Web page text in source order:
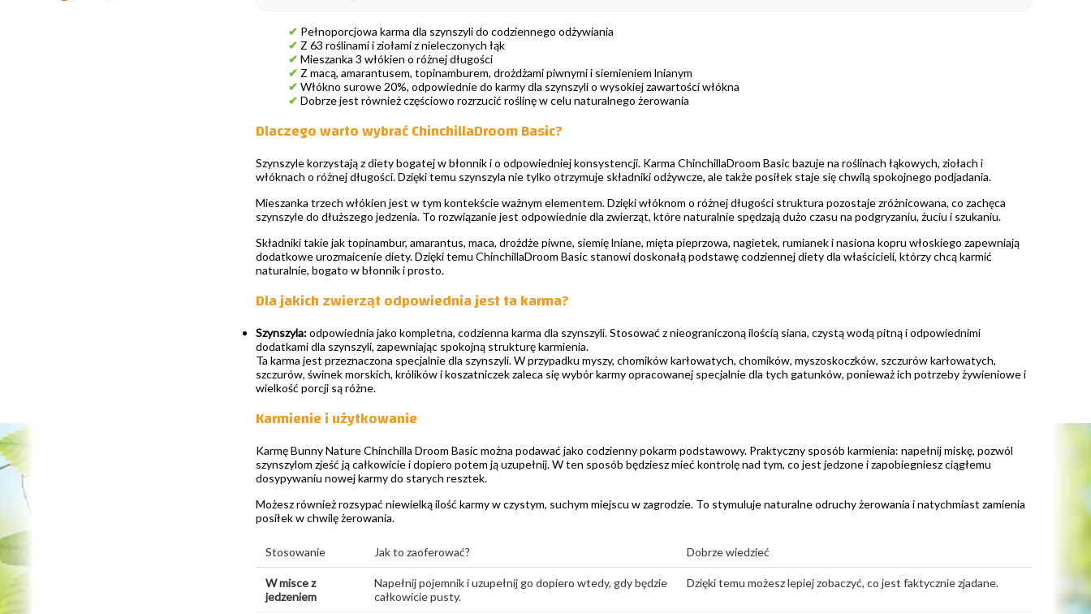
✔ Pełnoporcjowa karma dla szynszyli do codziennego odżywiania
✔ Z 63 roślinami i ziołami z nieleczonych łąk
✔ Mieszanka 3 włókien o różnej długości
✔ Z macą, amarantusem, topinamburem, drożdżami piwnymi i siemieniem lnianym
✔ Włókno surowe 20%, odpowiednie do karmy dla szynszyli o wysokiej zawartości włókna
✔ Dobrze jest również częściowo rozrzucić roślinę w celu naturalnego żerowania
Dlaczego warto wybrać ChinchillaDroom Basic?
Szynszyle korzystają z diety bogatej w błonnik i o odpowiedniej konsystencji. Karma ChinchillaDroom Basic bazuje na roślinach łąkowych, ziołach i
włóknach o różnej długości. Dzięki temu szynszyla nie tylko otrzymuje składniki odżywcze, ale także posiłek staje się chwilą spokojnego podjadania.
Mieszanka trzech włókien jest w tym kontekście ważnym elementem. Dzięki włóknom o różnej długości struktura pozostaje zróżnicowana, co zachęca
szynszyle do dłuższego jedzenia. To rozwiązanie jest odpowiednie dla zwierząt, które naturalnie spędzają dużo czasu na podgryzaniu, żuciu i szukaniu.
Składniki takie jak topinambur, amarantus, maca, drożdże piwne, siemię lniane, mięta pieprzowa, nagietek, rumianek i nasiona kopru włoskiego zapewniają
dodatkowe urozmaicenie diety. Dzięki temu ChinchillaDroom Basic stanowi doskonałą podstawę codziennej diety dla właścicieli, którzy chcą karmić
naturalnie, bogato w błonnik i prosto.
Dla jakich zwierząt odpowiednia jest ta karma?
Szynszyla:odpowiednia jako kompletna, codzienna karma dla szynszyli. Stosować z nieograniczoną ilością siana, czystą wodą pitną i odpowiednimi
dodatkami dla szynszyli, zapewniając spokojną strukturę karmienia.
Ta karma jest przeznaczona specjalnie dla szynszyli. W przypadku myszy, chomików karłowatych, chomików, myszoskoczków, szczurów karłowatych,
szczurów, świnek morskich, królików i koszatniczek zaleca się wybór karmy opracowanej specjalnie dla tych gatunków, ponieważ ich potrzeby żywieniowe i
wielkość porcji są różne.
Karmienie i użytkowanie
Karmę Bunny Nature Chinchilla Droom Basic można podawać jako codzienny pokarm podstawowy. Praktyczny sposób karmienia: napełnij miskę, pozwól
szynszylom zjeść ją całkowicie i dopiero potem ją uzupełnij. W ten sposób będziesz mieć kontrolę nad tym, co jest jedzone i zapobiegniesz ciągłemu
dosypywaniu nowej karmy do starych resztek.
Możesz również rozsypać niewielką ilość karmy w czystym, suchym miejscu w zagrodzie. To stymuluje naturalne odruchy żerowania i natychmiast zamienia
posiłek w chwilę żerowania.
Stosowanie Jak to zaoferować? Dobrze wiedzieć
W misce z
jedzeniem
Napełnij pojemnik i uzupełnij go dopiero wtedy, gdy będzie
całkowicie pusty.
Dzięki temu możesz lepiej zobaczyć, co jest faktycznie zjadane.